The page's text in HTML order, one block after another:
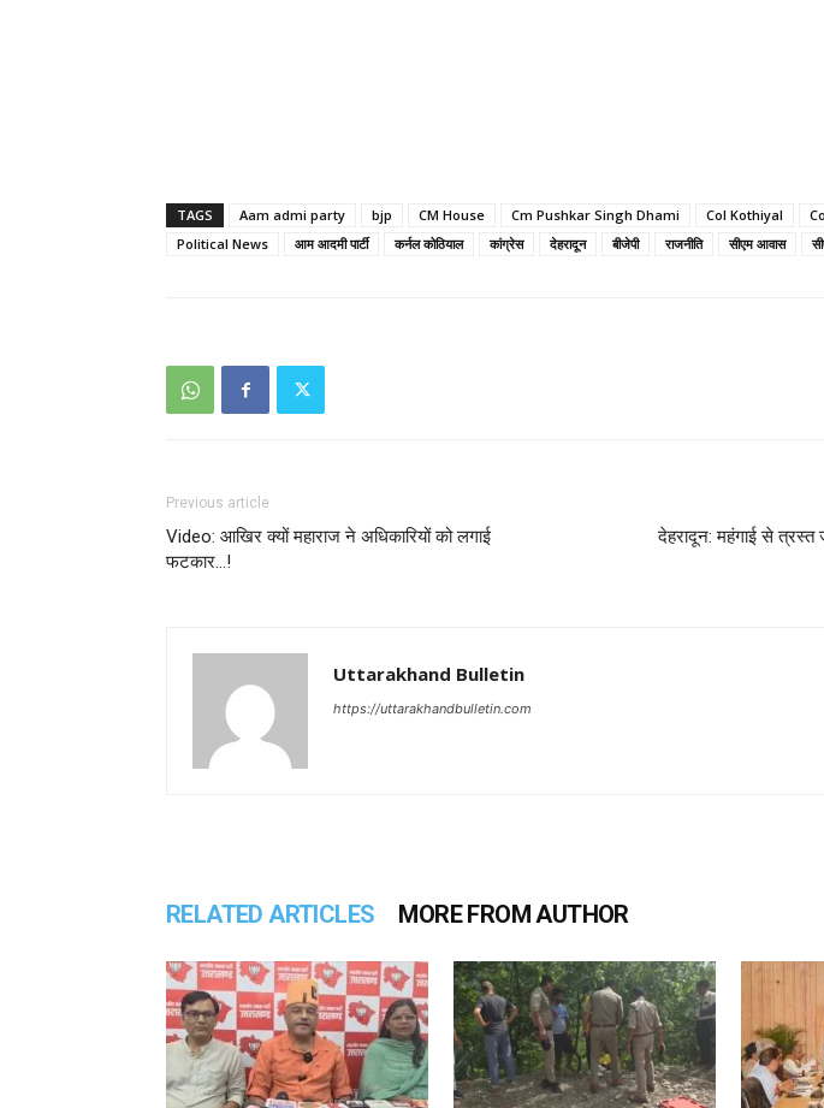
TAGS Aam admi party bjp CM House Cm Pushkar Singh Dhami Col Kothiyal
Political News
आम आदमी पार्टी कर्नल कोठियाल कांग्रेस देहरादून बीजेपी राजनीति सीएम आवास
Previous article
Video: आखिर क्यों महाराज ने अधिकारियों को लगाई
फटकार…!
देहरादून: महंगाई से
Uttarakhand Bulletin
https://uttarakhandbulletin.com
RELATED ARTICLES MORE FROM AUTHOR